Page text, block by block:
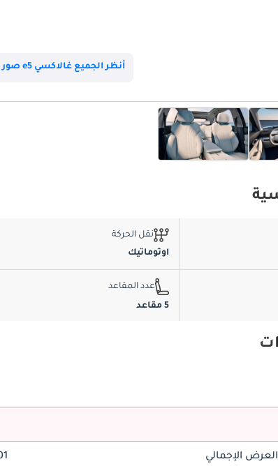
أنظر الجميع غالاكسي e5 صور
نقل الحركة
اوتوماتيك
عدد المقاعد
5 مقاعد
العرض الإجمالي